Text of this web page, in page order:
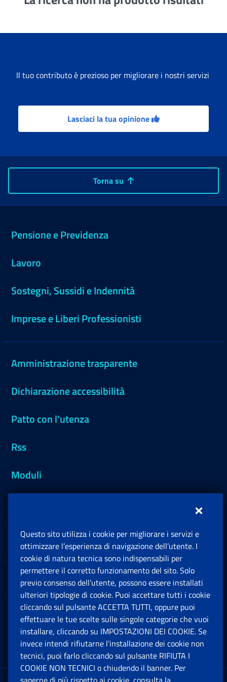
Il tuo contributo è prezioso per migliorare i nostri servizi
Lasciaci la tua opinione
Torna su
Pensione e Previdenza
Lavoro
Sostegni, Sussidi e Indennità
Imprese e Liberi Professionisti
Amministrazione trasparente
Dichiarazione accessibilità
Patto con l'utenza
Rss
Moduli
Sedi e Contatti
Software
Note Legali
App mobile
Questo sito utilizza i cookie per migliorare i servizi e
ottimizzare l’esperienza di navigazione dell’utente. I
cookie di natura tecnica sono indispensabili per
permettere il corretto funzionamento del sito. Solo
previo consenso dell’utente, possono essere installati
ulteriori tipologie di cookie. Puoi accettare tutti i cookie
cliccando sul pulsante ACCETTA TUTTI, oppure puoi
effettuare le tue scelte sulle singole categorie che vuoi
installare, cliccando su IMPOSTAZIONI DEI COOKIE. Se
invece intendi rifiutarne l’installazione dei cookie non
tecnici, puoi farlo cliccando sul pulsante RIFIUTA I
COOKIE NON TECNICI o chiudendo il banner. Per